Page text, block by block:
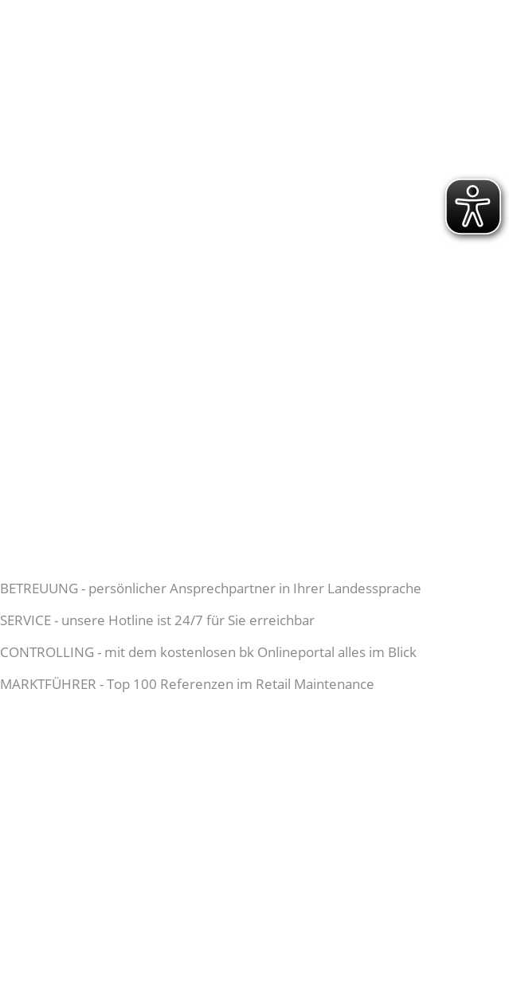
BETREUUNG - persönlicher Ansprechpartner in Ihrer Landessprache
SERVICE - unsere Hotline ist 24/7 für Sie erreichbar
CONTROLLING - mit dem kostenlosen bk Onlineportal alles im Blick
MARKTFÜHRER - Top 100 Referenzen im Retail Maintenance